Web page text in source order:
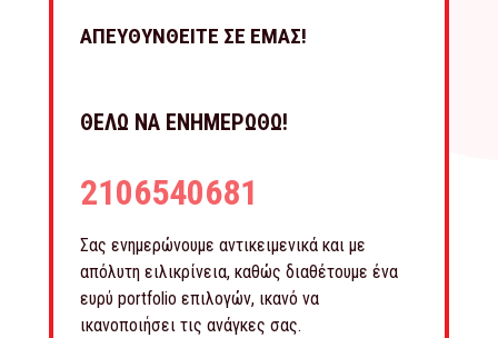
ΑΠΕΥΘΥΝΘΕΙΤΕ ΣΕ ΕΜΑΣ!
ΘΕΛΩ ΝΑ ΕΝΗΜΕΡΩΘΩ!
2106540681
Σας ενημερώνουμε αντικειμενικά και με
απόλυτη ειλικρίνεια, καθώς διαθέτουμε ένα
ευρύ portfolio επιλογών, ικανό να
ικανοποιήσει τις ανάγκες σας.